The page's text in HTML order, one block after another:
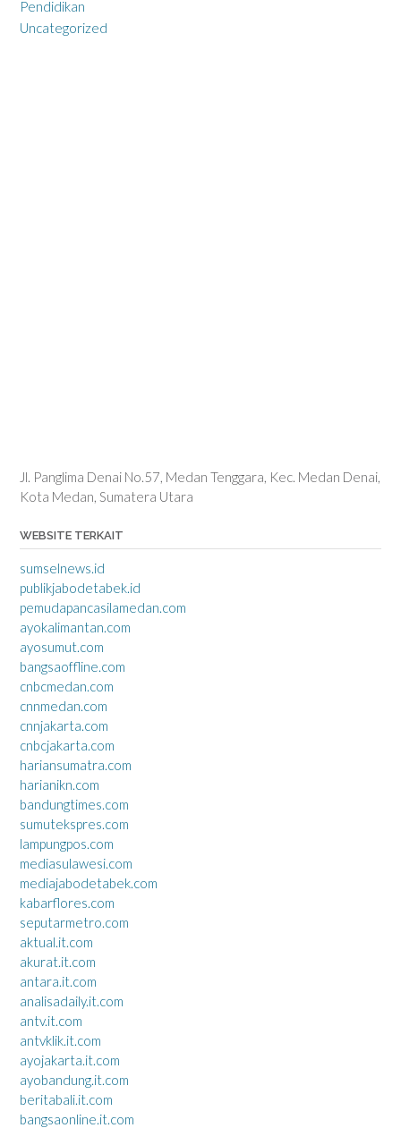
Pendidikan
Uncategorized
Jl. Panglima Denai No.57, Medan Tenggara, Kec. Medan Denai,
Kota Medan, Sumatera Utara
WEBSITE TERKAIT
sumselnews.id
publikjabodetabek.id
pemudapancasilamedan.com
ayokalimantan.com
ayosumut.com
bangsaoffline.com
cnbcmedan.com
cnnmedan.com
cnnjakarta.com
cnbcjakarta.com
hariansumatra.com
harianikn.com
bandungtimes.com
sumutekspres.com
lampungpos.com
mediasulawesi.com
mediajabodetabek.com
kabarflores.com
seputarmetro.com
aktual.it.com
akurat.it.com
antara.it.com
analisadaily.it.com
antv.it.com
antvklik.it.com
ayojakarta.it.com
ayobandung.it.com
beritabali.it.com
bangsaonline.it.com